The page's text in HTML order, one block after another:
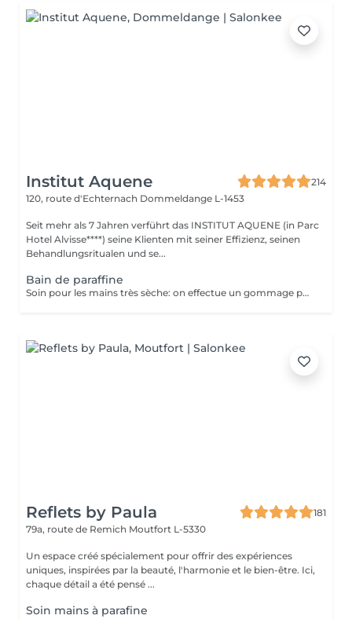
Institut Aquene
214
120, route d'Echternach Dommeldange L-1453
Seit mehr als 7 Jahren verführt das INSTITUT AQUENE (in Parc
Hotel Alvisse****) seine Klienten mit seiner Effizienz, seinen
Behandlungsritualen und se...
Bain de paraffine
Soin pour les mains très sèche: on effectue un gommage pour enlever les peaux mortes, on applique une crème très grasse et on trempe les mains dans la paraffine chaude pour faire pénétrer la crème en profondeur et redonner aux mains la douceur. Après un temps de pose nous terminons par un massage des mains pour faire pénétrer l'excédant de crème.
Reflets by Paula
181
79a, route de Remich Moutfort L-5330
Un espace créé spécialement pour offrir des expériences
uniques, inspirées par la beauté, l'harmonie et le bien-être. Ici,
chaque détail a été pensé ...
Soin mains à parafine